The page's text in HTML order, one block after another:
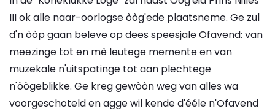
III ok alle naar-oorlogse òòg'ede plaatsneme. Ge zul
d'n òòp gaan beleve op dees speesjale Ofavend: van
meezinge tot en mè leutege memente en van
muzekale n'uitspatinge tot aan plechtege
n'òògeblikke. Ge kreg gewòòn weg van alles wa
voorgeschoteld en agge wil kende d'ééle n'Ofavend